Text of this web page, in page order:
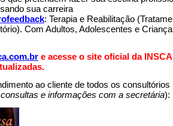
sua carreira.
: Terapia e Reabilitação
Com Adultos, Adolescentes e
e acesse o site oficial da
ao cliente de todos os consultórios
e informações com a secretária):